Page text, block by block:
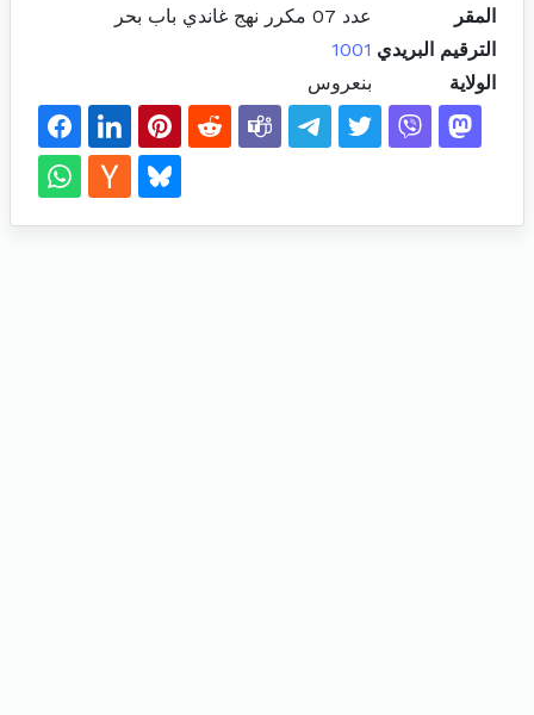
المقر
عدد 07 مكرر نهج غاندي باب بحر
الترقيم البريدي 1001
الولاية
بنعروس